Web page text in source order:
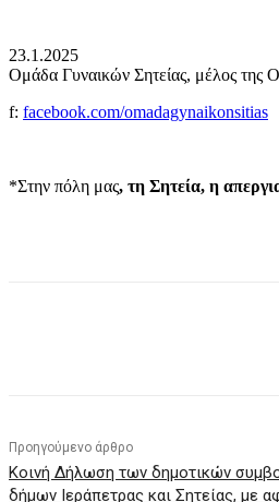
23.1.2025
Ομάδα Γυναικών Σητείας, μέλος της
f: facebook.com/omadagynaikonsitias
*Στην πόλη μας, τη Σητεία, η
Προηγούμενο άρθρο
Κοινή Δήλωση των δημοτικών
δήμων Ιεράπετρας και Σητείας, με